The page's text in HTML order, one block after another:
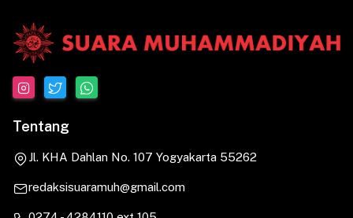
Tentang
Jl. KHA Dahlan No. 107 Yogyakarta 55262
redaksisuaramuh@gmail.com